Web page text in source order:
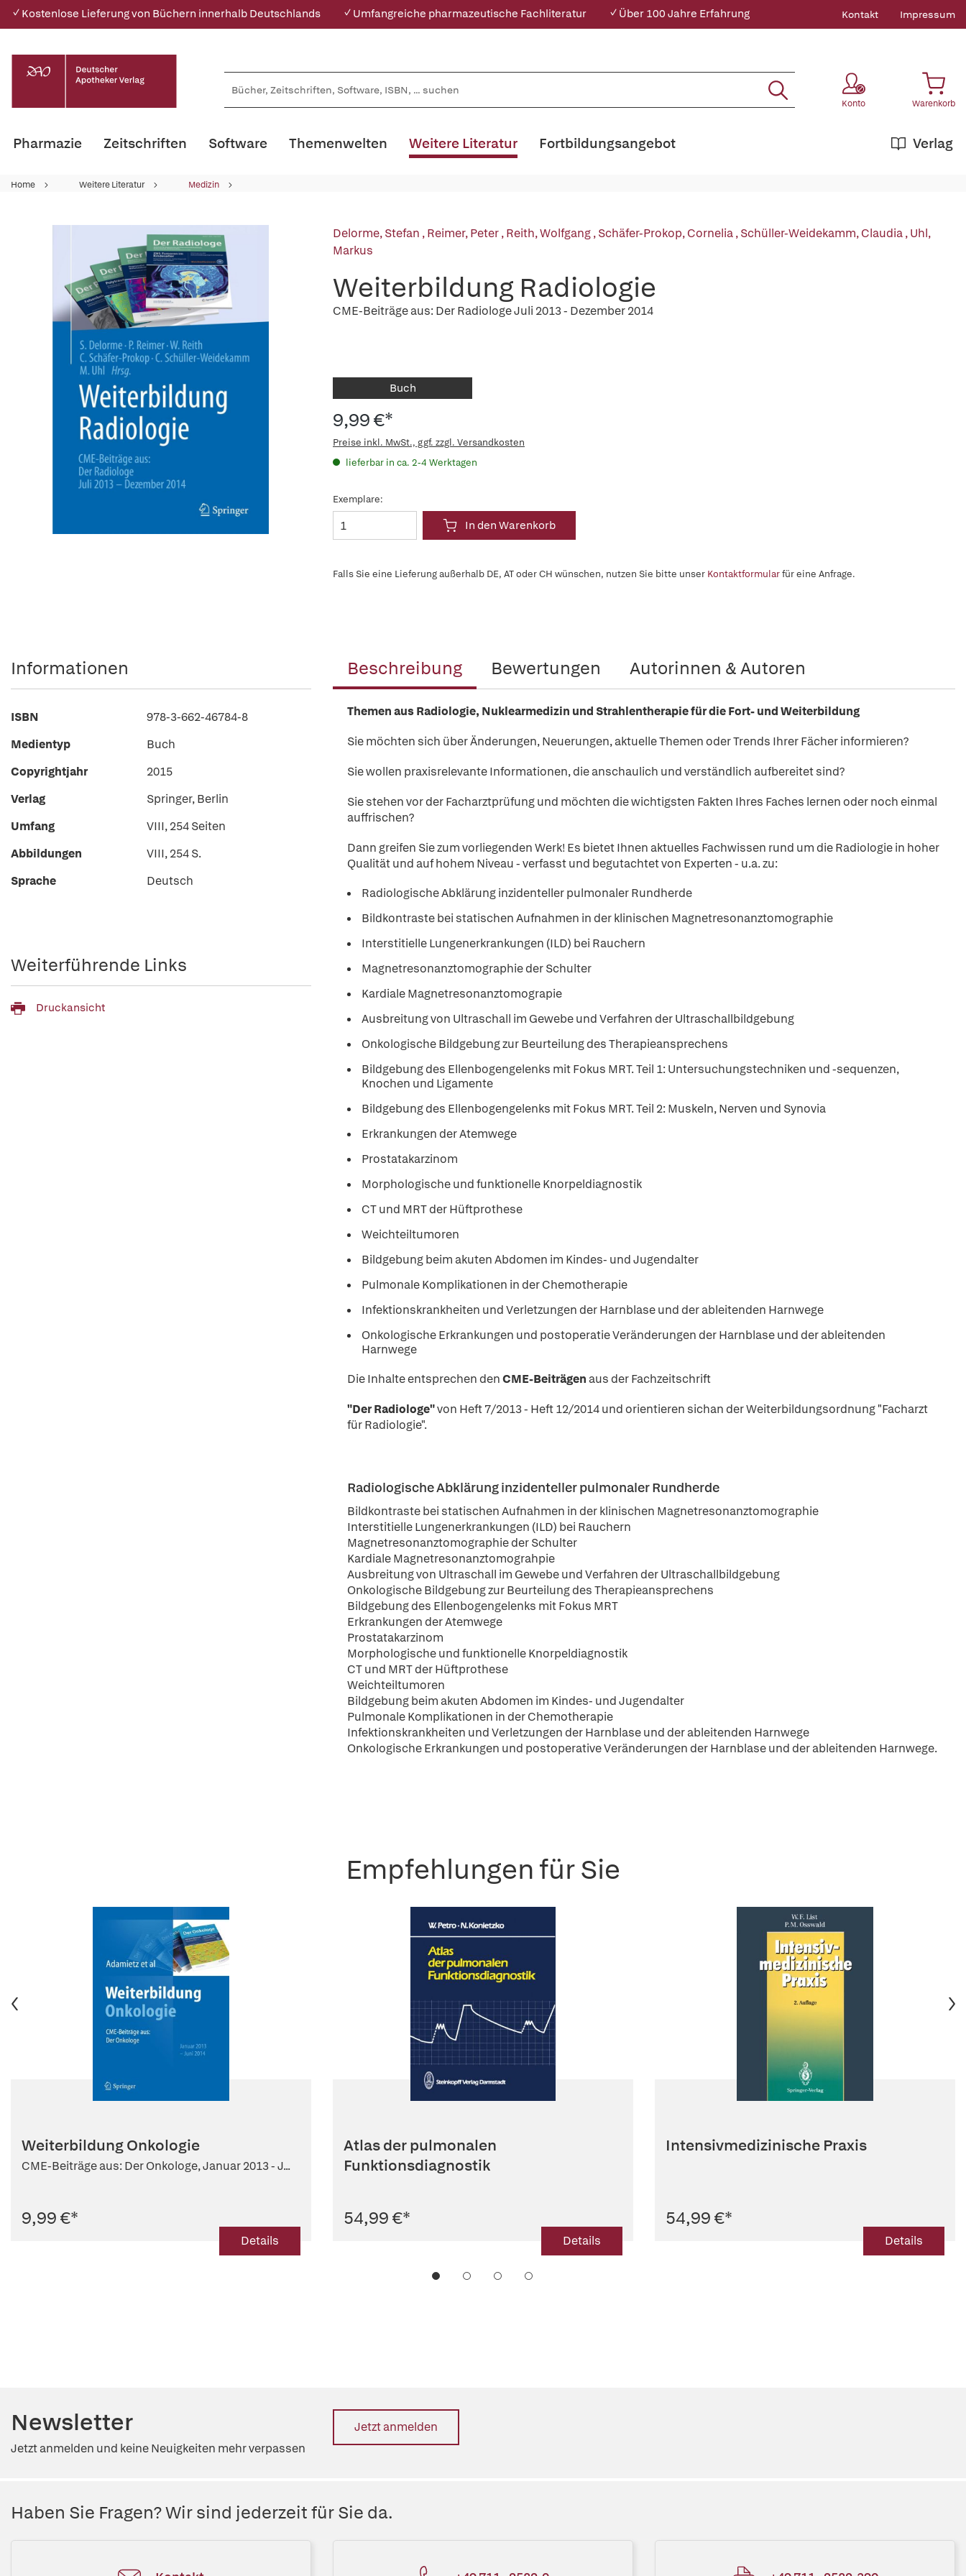
✓ Kostenlose Lieferung von Büchern innerhalb Deutschlands ✓ Umfangreiche pharmazeutische Fachliteratur ✓ Über 100 Jahre Erfahrung Kontakt Impressum
Konto Warenkorb
Pharmazie Zeitschriften Software Themenwelten Weitere Literatur Verlag
Fortbildungsangebot
Home Weitere Literatur Medizin
Delorme, Stefan ,Reimer, Peter,Reith, Wolfgang,Schäfer-Prokop, Cornelia,Schüller-Weidekamm, Claudia,Uhl,
Markus
Weiterbildung Radiologie
CME-Beiträge aus: Der Radiologe Juli 2013 - Dezember 2014
Buch
9,99 €*
Preise inkl. MwSt., ggf. zzgl. Versandkosten
lieferbar in ca. 2-4 Werktagen
Exemplare:
In den Warenkorb
Falls Sie eine Lieferung außerhalb DE, AT oder CH wünschen, nutzen Sie bitte unser Kontaktformularfür eine Anfrage.
Beschreibung Bewertungen Autorinnen & Autoren
Themen aus Radiologie, Nuklearmedizin und Strahlentherapie für die Fort- und Weiterbildung
Sie möchten sich über Änderungen, Neuerungen, aktuelle Themen oder Trends Ihrer Fächer informieren?
Sie wollen praxisrelevante Informationen, die anschaulich und verständlich aufbereitet sind?
Sie stehen vor der Facharztprüfung und möchten die wichtigsten Fakten Ihres Faches lernen oder noch einmal
auffrischen?
Dann greifen Sie zum vorliegenden Werk! Es bietet Ihnen aktuelles Fachwissen rund um die Radiologie in hoher
Qualität und auf hohem Niveau - verfasst und begutachtet von Experten - u.a. zu:
Radiologische Abklärung inzidenteller pulmonaler Rundherde
Bildkontraste bei statischen Aufnahmen in der klinischen Magnetresonanztomographie
Interstitielle Lungenerkrankungen (ILD) bei Rauchern
Magnetresonanztomographie der Schulter
Kardiale Magnetresonanztomograpie
Ausbreitung von Ultraschall im Gewebe und Verfahren der Ultraschallbildgebung
Onkologische Bildgebung zur Beurteilung des Therapieansprechens
Bildgebung des Ellenbogengelenks mit Fokus MRT. Teil 1: Untersuchungstechniken und -sequenzen,
Knochen und Ligamente
Bildgebung des Ellenbogengelenks mit Fokus MRT. Teil 2: Muskeln, Nerven und Synovia
Erkrankungen der Atemwege
Prostatakarzinom
Morphologische und funktionelle Knorpeldiagnostik
CT und MRT der Hüftprothese
Weichteiltumoren
Bildgebung beim akuten Abdomen im Kindes- und Jugendalter
Pulmonale Komplikationen in der Chemotherapie
Infektionskrankheiten und Verletzungen der Harnblase und der ableitenden Harnwege
Onkologische Erkrankungen und postoperatie Veränderungen der Harnblase und der ableitenden
Harnwege
Die Inhalte entsprechen denCME-Beiträgen aus der Fachzeitschrift
"Der Radiologe"von Heft 7/2013 - Heft 12/2014 und orientieren sichan der Weiterbildungsordnung "Facharzt
für Radiologie".
Radiologische Abklärung inzidenteller pulmonaler Rundherde
Bildkontraste bei statischen Aufnahmen in der klinischen Magnetresonanztomographie
Interstitielle Lungenerkrankungen (ILD) bei Rauchern
Magnetresonanztomographie der Schulter
Kardiale Magnetresonanztomograhpie
Ausbreitung von Ultraschall im Gewebe und Verfahren der Ultraschallbildgebung
Onkologische Bildgebung zur Beurteilung des Therapieansprechens
Bildgebung des Ellenbogengelenks mit Fokus MRT
Erkrankungen der Atemwege
Prostatakarzinom
Morphologische und funktionelle Knorpeldiagnostik
CT und MRT der Hüftprothese
Weichteiltumoren
Bildgebung beim akuten Abdomen im Kindes- und Jugendalter
Pulmonale Komplikationen in der Chemotherapie
Infektionskrankheiten und Verletzungen der Harnblase und der ableitenden Harnwege
Onkologische Erkrankungen und postoperative Veränderungen der Harnblase und der ableitenden Harnwege.
Informationen
ISBN
978-3-662-46784-8
Medientyp
Buch
Copyrightjahr
2015
Verlag
Springer, Berlin
Umfang
VIII, 254 Seiten
Abbildungen
VIII, 254 S.
Sprache
Deutsch
Weiterführende Links
Druckansicht
Empfehlungen für Sie
Weiterbildung Onkologie
CME-Beiträge aus: Der Onkologe, Januar 2013 - J...
9,99 €*
Details
Atlas der pulmonalen
Funktionsdiagnostik
54,99 €*
Details
Intensivmedizinische Praxis
54,99 €*
Details
Newsletter
Jetzt anmelden und keine Neuigkeiten mehr verpassen
Jetzt anmelden
Haben Sie Fragen? Wir sind jederzeit für Sie da.